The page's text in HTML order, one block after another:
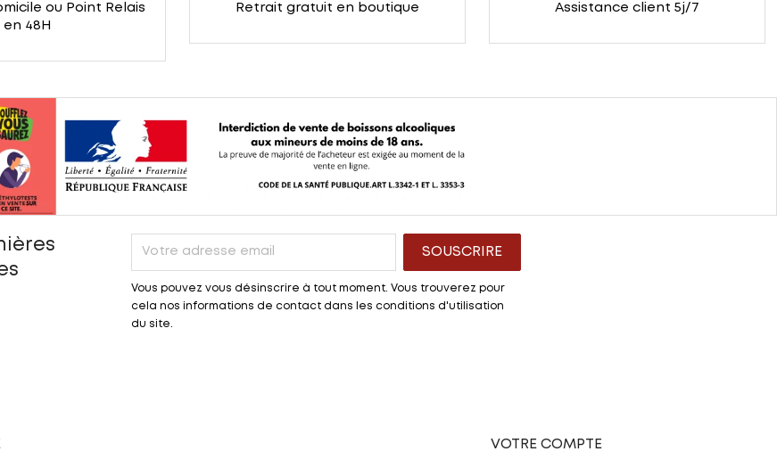
ou Point Relais
en 48H
Retrait gratuit en boutique Assistance client 5j/7
Vous pouvez vous désinscrire à tout moment. Vous trouverez pour
cela nos informations de contact dans les conditions d'utilisation
du site.
VOTRE COMPTE